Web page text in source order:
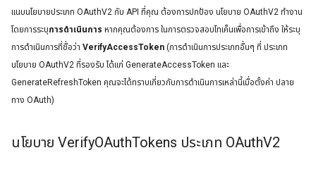
แนบนโยบายประเภท OAuthV2 กับ API ที่คุณ ต้องการปกป้อง นโยบาย OAuthV2 ทำงาน
โดยการระบุการดำเนินการ หากคุณต้องการ ในการตรวจสอบโทเค็นเพื่อการเข้าถึง ให้ระบุ
การดำเนินการที่ชื่อว่า VerifyAccessToken (การดำเนินการประเภทอื่นๆ ที่ ประเภท
นโยบาย OAuthV2 ที่รองรับ ได้แก่ GenerateAccessToken และ
GenerateRefreshToken คุณจะได้ทราบเกี่ยวกับการดำเนินการเหล่านี้เมื่อตั้งค่า ปลาย
ทาง OAuth)
นโยบาย VerifyOAuthTokens ประเภท OAuthV2